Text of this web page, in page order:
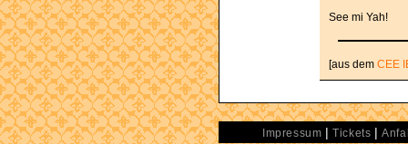
See mi Yah!
[aus dem CEE
Impressum | Tickets |